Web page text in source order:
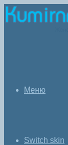
Меню
Switch skin